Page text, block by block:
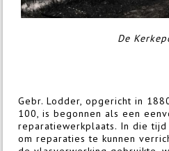
De
Gebr. Lodder, opgericht in
100, is begonnen als een
reparatiewerkplaats. In die
om reparaties te kunnen